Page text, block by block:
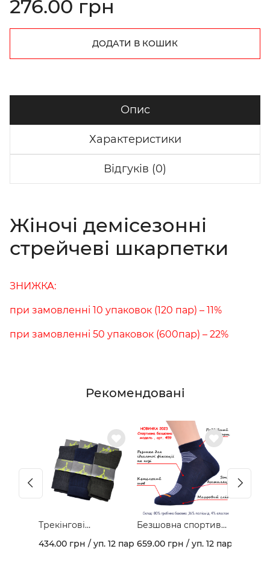
276.00 грн
ДОДАТИ В КОШИК
Опис
Характеристики
Відгуків (0)
Жіночі демісезонні
стрейчеві шкарпетки
ЗНИЖКА:
при замовленні 10 упаковок (120 пар) – 11%
при замовленні 50 упаковок (600пар) – 22%
Рекомендовані
Трекінгові
демісезонні
шкарпетки арт. 403В
434.00 грн / уп. 12 пар
Безшовна спортивна
модель з гребінної
бавовни та
659.00 грн / уп. 12 пар